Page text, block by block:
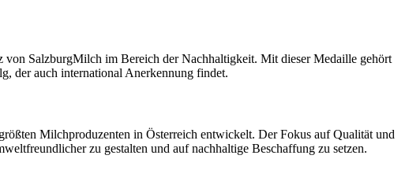
SalzburgMilch im Bereich der Nachhaltigkeit. Mit dieser Medaille gehört
der auch international Anerkennung findet.
Milchproduzenten in Österreich entwickelt. Der Fokus auf Qualität und
zu gestalten und auf nachhaltige Beschaffung zu setzen.